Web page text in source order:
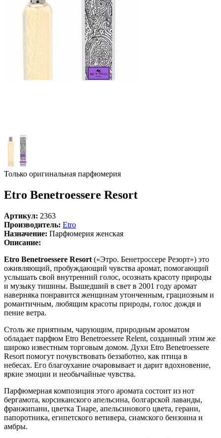
Только оригинальная парфюмерия
Etro Benetroessere Resort
Артикул: 2363
Производитель: Etro
Назначение: Парфюмерия женская
Описание:
Etro Benetroessere Resort («Этро. Бенетроссере Резорт») это
оживляющий, пробуждающий чувства аромат, помогающий
услышать свой внутренний голос, осознать красоту природы
и музыку тишины. Вышедший в свет в 2001 году аромат
наверняка понравится женщинам утонченным, грациозным и
романтичным, любящим красоты природы, голос дождя и
пение ветра.
Столь же приятным, чарующим, природным ароматом
обладает парфюм Etro Benetroessere Relent, созданный этим же
широко известным торговым домом. Духи Etro Benetroessere
Resort помогут почувствовать беззаботно, как птица в
небесах. Его благоухание очаровывает и дарит вдохновение,
яркие эмоции и необычайные чувства.
Парфюмерная композиция этого аромата состоит из нот
бергамота, корсиканского апельсина, болгарской лаванды,
франжипани, цветка Тиаре, апельсинового цвета, герани,
папоротника, египетского ветивера, сиамского бензоина и
амбры.